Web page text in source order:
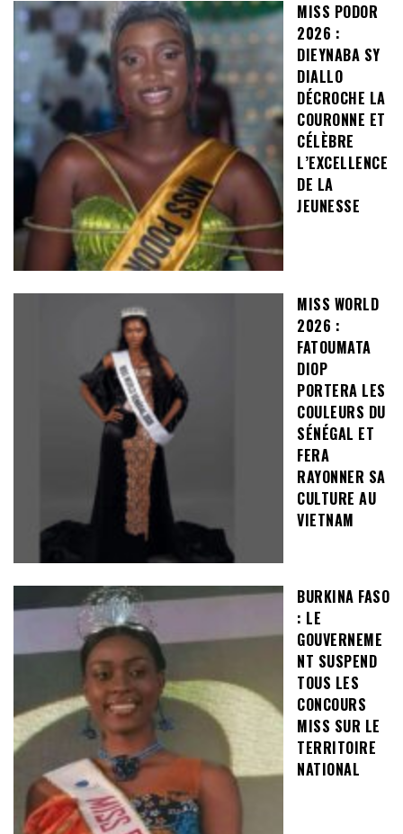
MISS PODOR
2026 :
DIEYNABA SY
DIALLO
DÉCROCHE LA
COURONNE ET
CÉLÈBRE
L’EXCELLENCE
DE LA
JEUNESSE
MISS WORLD
2026 :
FATOUMATA
DIOP
PORTERA LES
COULEURS DU
SÉNÉGAL ET
FERA
RAYONNER SA
CULTURE AU
VIETNAM
BURKINA FASO
: LE
GOUVERNEME
NT SUSPEND
TOUS LES
CONCOURS
MISS SUR LE
TERRITOIRE
NATIONAL